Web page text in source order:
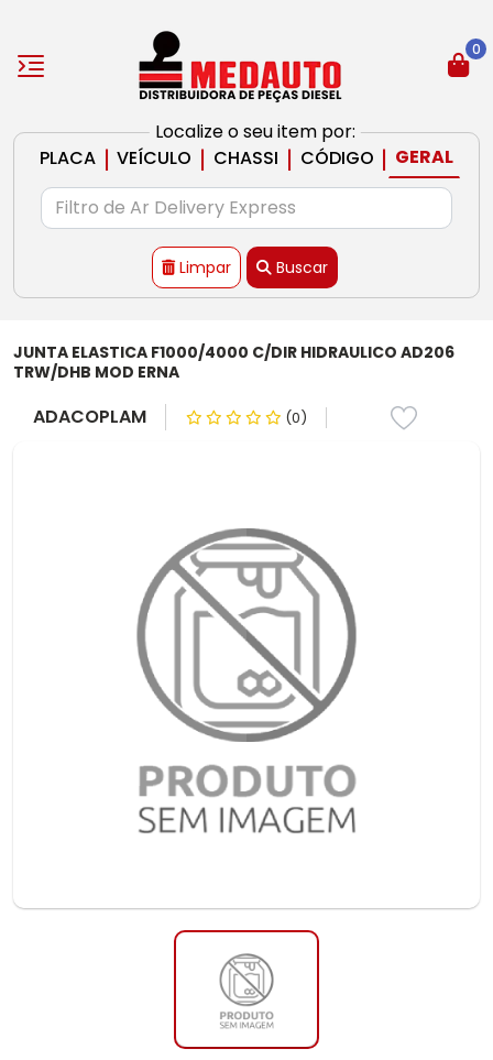
Localize o seu item por:
PLACA | VEÍCULO | CHASSI | CÓDIGO | GERAL
Limpar Buscar
0
JUNTA ELASTICA F1000/4000 C/DIR HIDRAULICO AD206
TRW/DHB MOD ERNA
ADACOPLAM (0)